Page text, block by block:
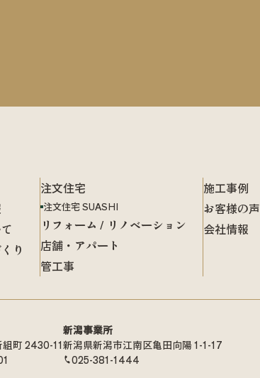
り
注文住宅
注文住宅 SUASHI
リフォーム / リノベーション
店舗・アパート
管工事
施工事例
お客様の声
会社情報
町 2430-11
新潟事業所
新潟県新潟市江南区亀田向陽 1-1-17
025-381-1444